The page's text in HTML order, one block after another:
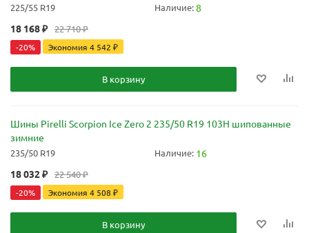
225/55 R19 Наличие:8
18 168₽ 22 710₽
-20% Экономия 4 542 ₽
В корзину
Шины Pirelli Scorpion Ice Zero 2 235/50 R19 103H шипованные
зимние
235/50 R19 Наличие: 16
18 032₽ 22 540₽
-20% Экономия 4 508 ₽
В корзину